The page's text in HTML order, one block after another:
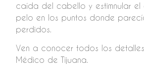
caída del cabello y estimnular el
pelo en los puntos donde
perdidos.
Ven a conocer todos los
Médico de Tijuana.